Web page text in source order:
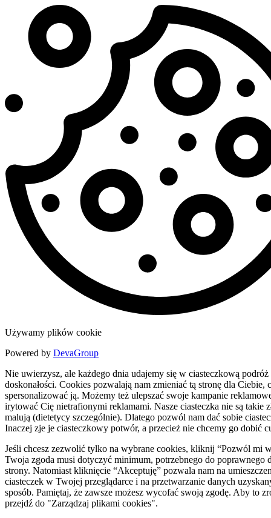
Używamy plików cookie
Powered by DevaGroup
Nie uwierzysz, ale każdego dnia udajemy się w ciasteczkową podróż
doskonałości. Cookies pozwalają nam zmieniać tą stronę dla Ciebie,
spersonalizować ją. Możemy też ulepszać swoje kampanie
irytować Cię nietrafionymi reklamami. Nasze ciasteczka nie są takie
malują (dietetycy szczególnie). Dlatego pozwól nam dać sobie
Inaczej zje je ciasteczkowy potwór, a przecież nie chcemy go dobić
Jeśli chcesz zezwolić tylko na wybrane cookies, kliknij “Pozwól mi
Twoja zgoda musi dotyczyć minimum, potrzebnego do poprawnego
strony. Natomiast kliknięcie “Akceptuję” pozwala nam na
ciasteczek w Twojej przeglądarce i na przetwarzanie danych
sposób. Pamiętaj, że zawsze możesz wycofać swoją zgodę. Aby to
przejdź do "Zarządzaj plikami cookies".